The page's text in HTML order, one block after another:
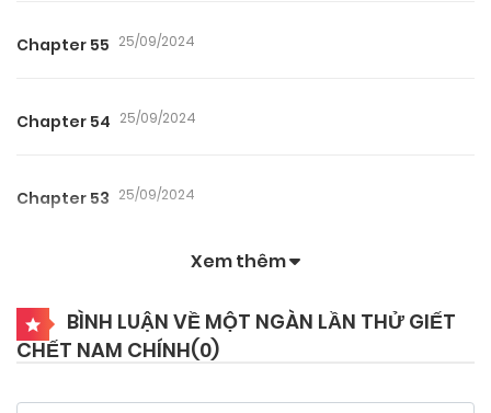
Chapter 55 25/09/2024
Chapter 54 25/09/2024
Chapter 53 25/09/2024
25/09/2024
Chapter 51 25/09/2024
Xem thêm
BÌNH LUẬN VỀ MỘT NGÀN LẦN THỬ GIẾT
CHẾT NAM CHÍNH(0)